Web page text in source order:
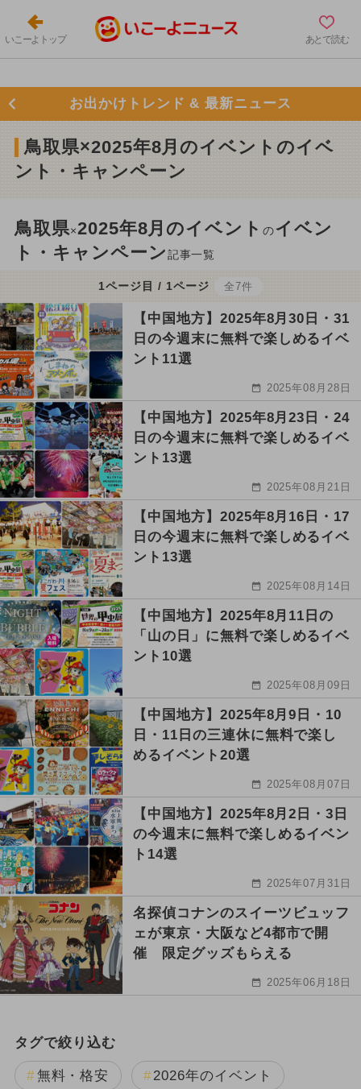
いこーよトップ あとで読む
お出かけトレンド & 最新ニュース
鳥取県×2025年8月のイベントのイベ
ント・キャンペーン
鳥取県×2025年8月のイベントのイベン
ト・キャンペーン記事一覧
1ページ目 / 1ページ 全7件
【中国地方】2025年8月30日・31
日の今週末に無料で楽しめるイベ
ント11選
2025年08月28日
【中国地方】2025年8月23日・24
日の今週末に無料で楽しめるイベ
ント13選
2025年08月21日
【中国地方】2025年8月16日・17
日の今週末に無料で楽しめるイベ
ント13選
2025年08月14日
【中国地方】2025年8月11日の
「山の日」に無料で楽しめるイベ
ント10選
2025年08月09日
【中国地方】2025年8月9日・10
日・11日の三連休に無料で楽し
めるイベント20選
2025年08月07日
【中国地方】2025年8月2日・3日
の今週末に無料で楽しめるイベン
ト14選
2025年07月31日
名探偵コナンのスイーツビュッフ
ェが東京・大阪など4都市で開
催 限定グッズもらえる
2025年06月18日
タグで絞り込む
無料・格安 2026年のイベント